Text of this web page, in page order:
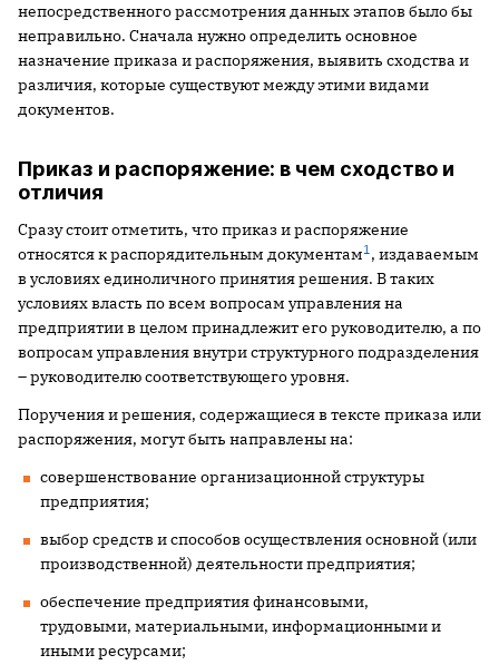
непосредственного рассмотрения данных этапов было бы
неправильно. Сначала нужно определить основное
назначение приказа и распоряжения, выявить сходства и
различия, которые существуют между этими видами
документов.
Приказ и распоряжение: в чем сходство и
отличия
Сразу стоит отметить, что приказ и распоряжение
относятся к распорядительным документам1 , издаваемым
в условиях единоличного принятия решения. В таких
условиях власть по всем вопросам управления на
предприятии в целом принадлежит его руководителю, а по
вопросам управления внутри структурного подразделения
– руководителю соответствующего уровня.
Поручения и решения, содержащиеся в тексте приказа или
­распоряжения, могут быть направлены на:
совершенствование организационной структуры
предприятия;
выбор средств и способов осуществления основной (или
производст­венной) деятельности предприятия;
обеспечение предприятия финансовыми,
трудовыми,­ ­материальными, информационными и
иными ресурсами;